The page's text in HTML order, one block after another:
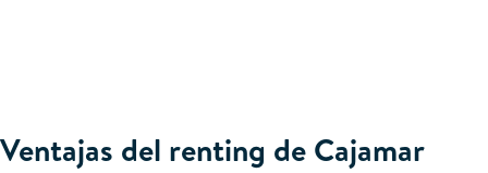
Ventajas del renting de Cajamar